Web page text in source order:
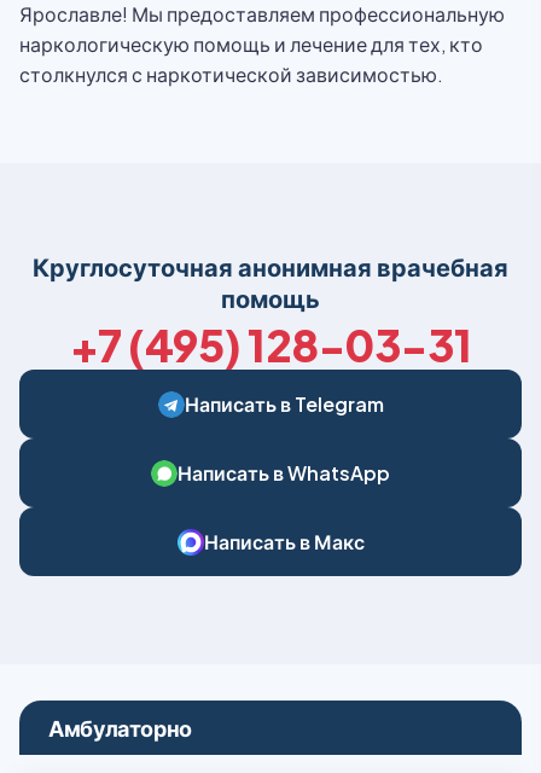
Ярославле! Мы предоставляем профессиональную
наркологическую помощь и лечение для тех, кто
столкнулся с наркотической зависимостью.
Круглосуточная анонимная врачебная
помощь
+7 (495) 128-03-31
Написать в Telegram
Написать в WhatsApp
Написать в Макс
Амбулаторно